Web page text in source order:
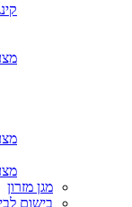
קינג
מגן מזרון
בישום